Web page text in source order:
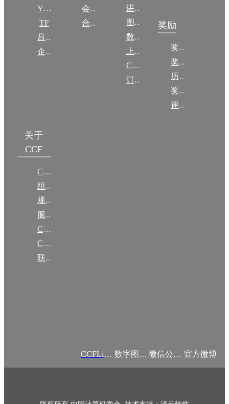
YOCSEF
TF
吕梁振兴
企智会
会员交费
合作伙伴
讲稿
图集
数图编审委员会
上传/发布作品
CCF DL Focus
订阅《计算》
奖励
奖励动态
奖励目录
历年获奖名单
奖项推荐
评奖条例
关于
CCF
CCF简介
组织机构
规章
服务项目
CCF大事记
CCF创建60周年
联系我们
CCFLink APP 数字图书馆 微信公众号 官方微博